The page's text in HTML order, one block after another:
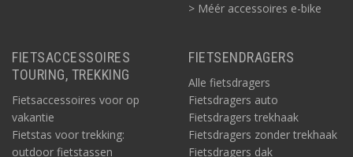
> Méér accessoires e-bike
FIETSACCESSOIRES
TOURING, TREKKING
Fietsaccessoires voor op
vakantie
Fietstas voor trekking:
outdoor fietstassen
FIETSENDRAGERS
Alle fietsdragers
Fietsdragers auto
Fietsdragers trekhaak
Fietsdragers zonder trekhaak
Fietsdragers dak